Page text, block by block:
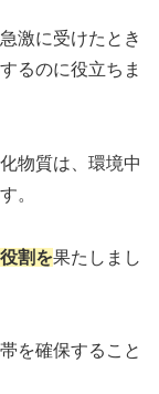
激に受けたとき
るのに役立ちま
物質は、環境中
。
割を果たしまし
を確保すること